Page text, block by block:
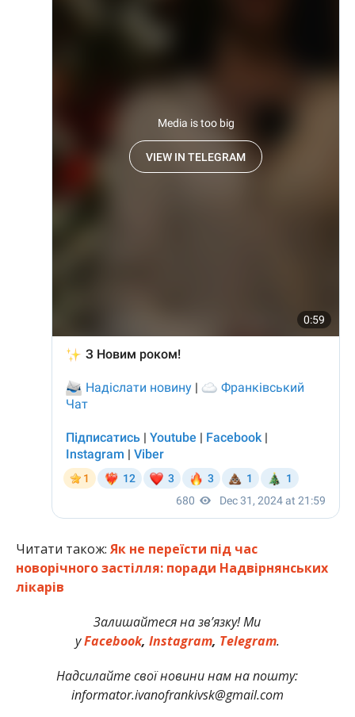
Читати також: Як не переїсти під час
новорічного застілля: поради Надвірнянських
лікарів
Залишайтеся на зв’язку! Ми
уFacebook, Instagram, Telegram.
Надсилайте свої новини нам на пошту:
informator.ivanofrankivsk@gmail.com